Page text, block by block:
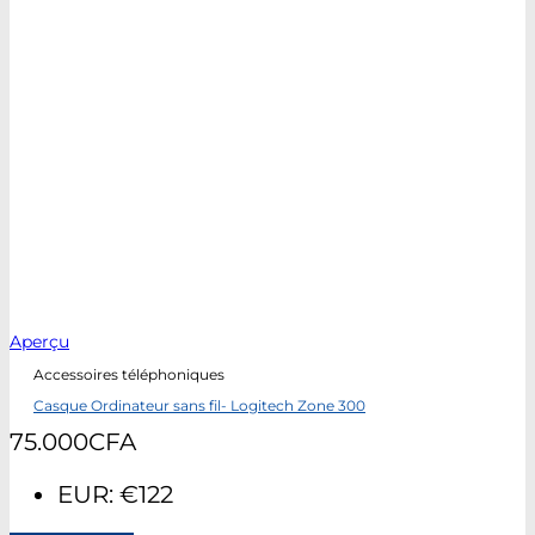
Aperçu
Accessoires téléphoniques
Casque Ordinateur sans fil- Logitech Zone 300
75.000CFA
EUR: €122